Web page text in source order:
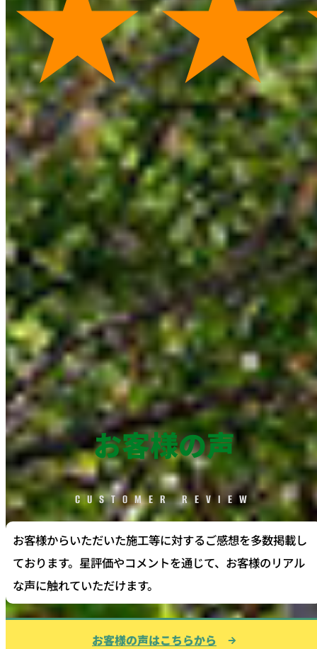
お客様の声
CUSTOMER REVIEW
お客様からいただいた施工等に対するご感想を多数掲載し
ております。星評価やコメントを通じて、お客様のリアル
な声に触れていただけます。
お客様の声はこちらから